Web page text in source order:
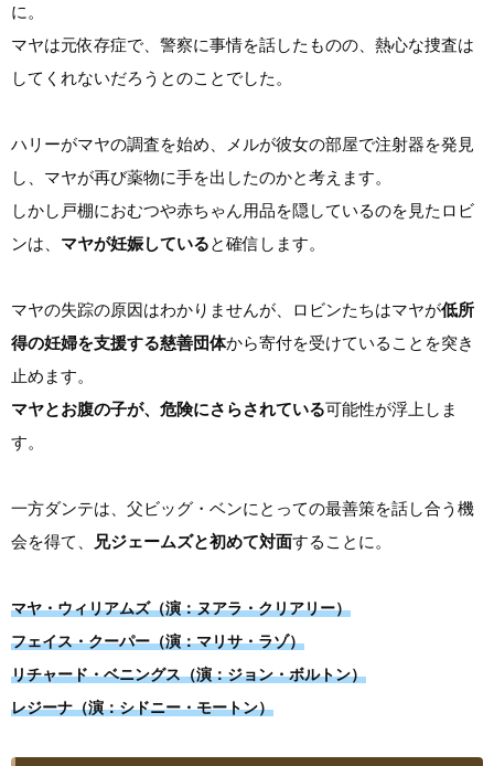
に。
マヤは元依存症で、警察に事情を話したものの、熱心な捜査は
してくれないだろうとのことでした。
ハリーがマヤの調査を始め、メルが彼女の部屋で注射器を発見
し、マヤが再び薬物に手を出したのかと考えます。
しかし戸棚におむつや赤ちゃん用品を隠しているのを見たロビ
ンは、 マヤが妊娠していると確信します。
マヤの失踪の原因はわかりませんが、ロビンたちはマヤが低所
得の妊婦を支援する慈善団体から寄付を受けていることを突き
止めます。
マヤとお腹の子が、危険にさらされている可能性が浮上しま
す。
一方ダンテは、父ビッグ・ベンにとっての最善策を話し合う機
会を得て、
兄ジェームズと初めて対面することに。
マヤ・ウィリアムズ（演：ヌアラ・クリアリー）
フェイス・クーパー（演：マリサ・ラゾ）
リチャード・ベニングス（演：ジョン・ボルトン）
レジーナ（演：シドニー・モートン）